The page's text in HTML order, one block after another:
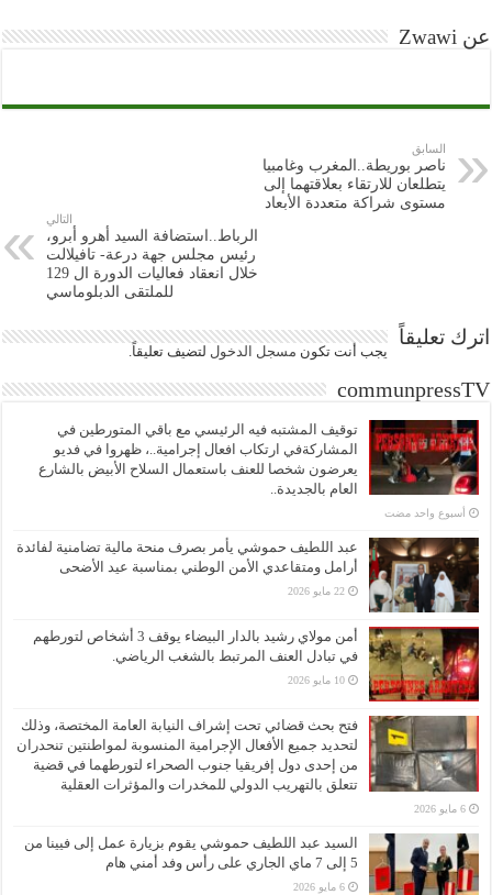
عن Zwawi
السابق
ناصر بوريطة..المغرب وغامبيا
يتطلعان للارتقاء بعلاقتهما إلى
مستوى شراكة متعددة الأبعاد
التالي
الرباط..استضافة السيد أهرو أبرو،
رئيس مجلس جهة درعة- تافيلالت
خلال انعقاد فعاليات الدورة ال 129
للملتقى الدبلوماسي
اترك تعليقاً
يجب أنت تكون مسجل الدخول لتضيف تعليقاً.
communpressTV
توقيف المشتبه فيه الرئيسي مع باقي المتورطين في
المشاركةفي ارتكاب افعال إجرامية..، ظهروا في فديو
يعرضون شخصا للعنف باستعمال السلاح الأبيض بالشارع
العام بالجديدة..
‏أسبوع واحد مضت
عبد اللطيف حموشي يأمر بصرف منحة مالية تضامنية لفائدة
أرامل ومتقاعدي الأمن الوطني بمناسبة عيد الأضحى
22 مايو 2026
أمن مولاي رشيد بالدار البيضاء يوقف 3 أشخاص لتورطهم
في تبادل العنف المرتبط بالشغب الرياضي.
10 مايو 2026
فتح بحث قضائي تحت إشراف النيابة العامة المختصة، وذلك
لتحديد جميع الأفعال الإجرامية المنسوبة لمواطنتين تنحدران
من إحدى دول إفريقيا جنوب الصحراء لتورطهما في قضية
تتعلق بالتهريب الدولي للمخدرات والمؤثرات العقلية
6 مايو 2026
السيد عبد اللطيف حموشي يقوم بزيارة عمل إلى فيينا من
5 إلى 7 ماي الجاري على رأس وفد أمني هام
6 مايو 2026